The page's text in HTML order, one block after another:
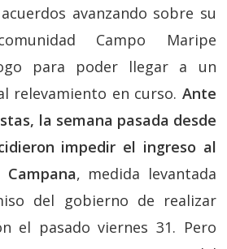
avanzando sobre su
Campo Maripe
para poder llegar a un
relevamiento en curso. Ante
la semana pasada desde
impedir el ingreso al
, medida levantada
del gobierno de realizar
el pasado viernes 31. Pero